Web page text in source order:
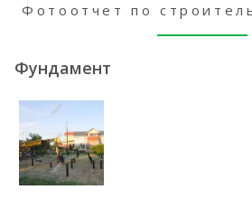
Фотоотчет по
Фундамент